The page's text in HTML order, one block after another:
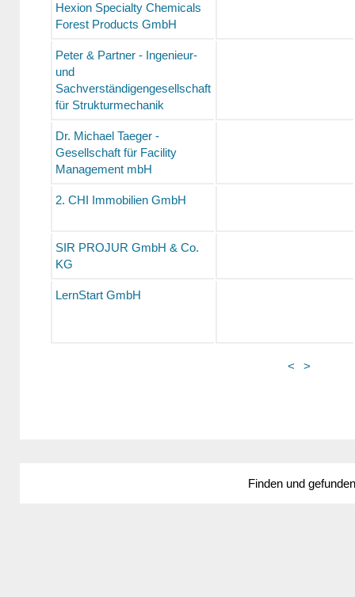
Hexion Specialty Chemicals
Forest Products GmbH
Peter & Partner - Ingenieur-
und
Sachverständigengesellschaft
für Strukturmechanik
Dr. Michael Taeger -
Gesellschaft für Facility
Management mbH
2. CHI Immobilien GmbH
SIR PROJUR GmbH & Co.
KG
LernStart GmbH
< >
Finden und